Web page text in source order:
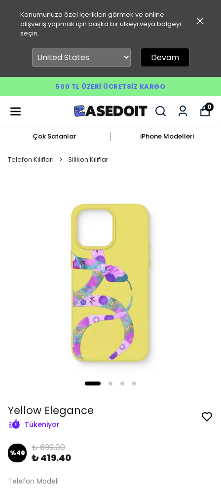
Konumunuza özel içerikleri görmek ve online
alışveriş yapmak için başka bir ülkeyi veya bölgeyi
seçin.
Devam
500 TL ÜZERI ÜCRETSIZ KARGO
0
Çok Satanlar iPhone Modelleri
Telefon Kılıfları Silikon Kılıflar
Yellow Elegance
Tükeniyor
%40 ₺ 699.00
₺ 419.40
Telefon Modeli